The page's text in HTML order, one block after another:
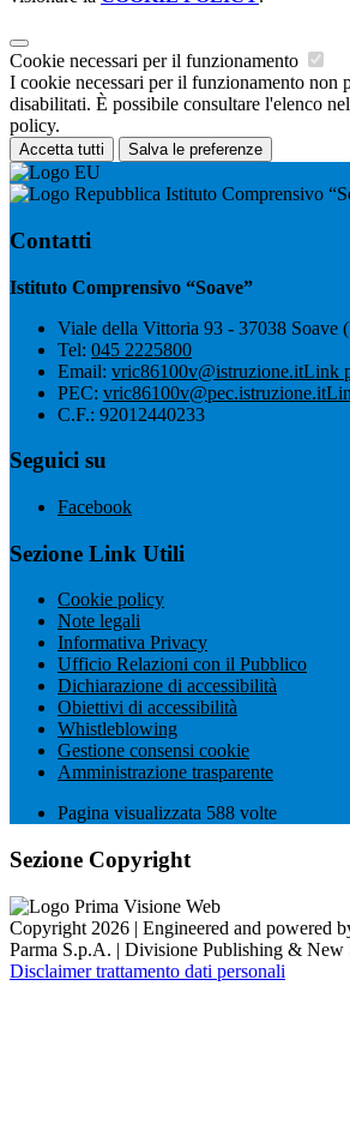
Cookie necessari per il funzionamento
I cookie necessari per il funzionamento non
disabilitati. È possibile consultare l'elenco
policy.
Accetta tutti Salva le preferenze
Istituto Comprensivo
Contatti
Istituto Comprensivo “Soave”
Viale della Vittoria 93 - 37038 Soave
Tel: 045 2225800
Email: vric86100v@istruzione.itLink
PEC: vric86100v@pec.istruzione.it
C.F.: 92012440233
Seguici su
Facebook
Sezione Link Utili
Cookie policy
Note legali
Informativa Privacy
Ufficio Relazioni con il Pubblico
Dichiarazione di accessibilità
Obiettivi di accessibilità
Whistleblowing
Gestione consensi cookie
Amministrazione trasparente
Pagina visualizzata 588 volte
Sezione Copyright
Copyright 2026 | Engineered and powered
Parma S.p.A. | Divisione Publishing & New
Disclaimer trattamento dati personali